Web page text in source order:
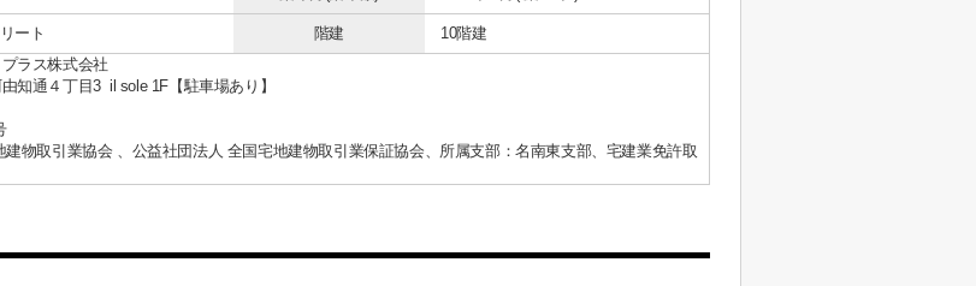
ート 階建 10階建
ラス株式会社
知通４丁目3 il sole 1F【駐車場あり】
物取引業協会 、公益社団法人 全国宅地建物取引業保証協会、所属支部：名南東支部、宅建業免許取